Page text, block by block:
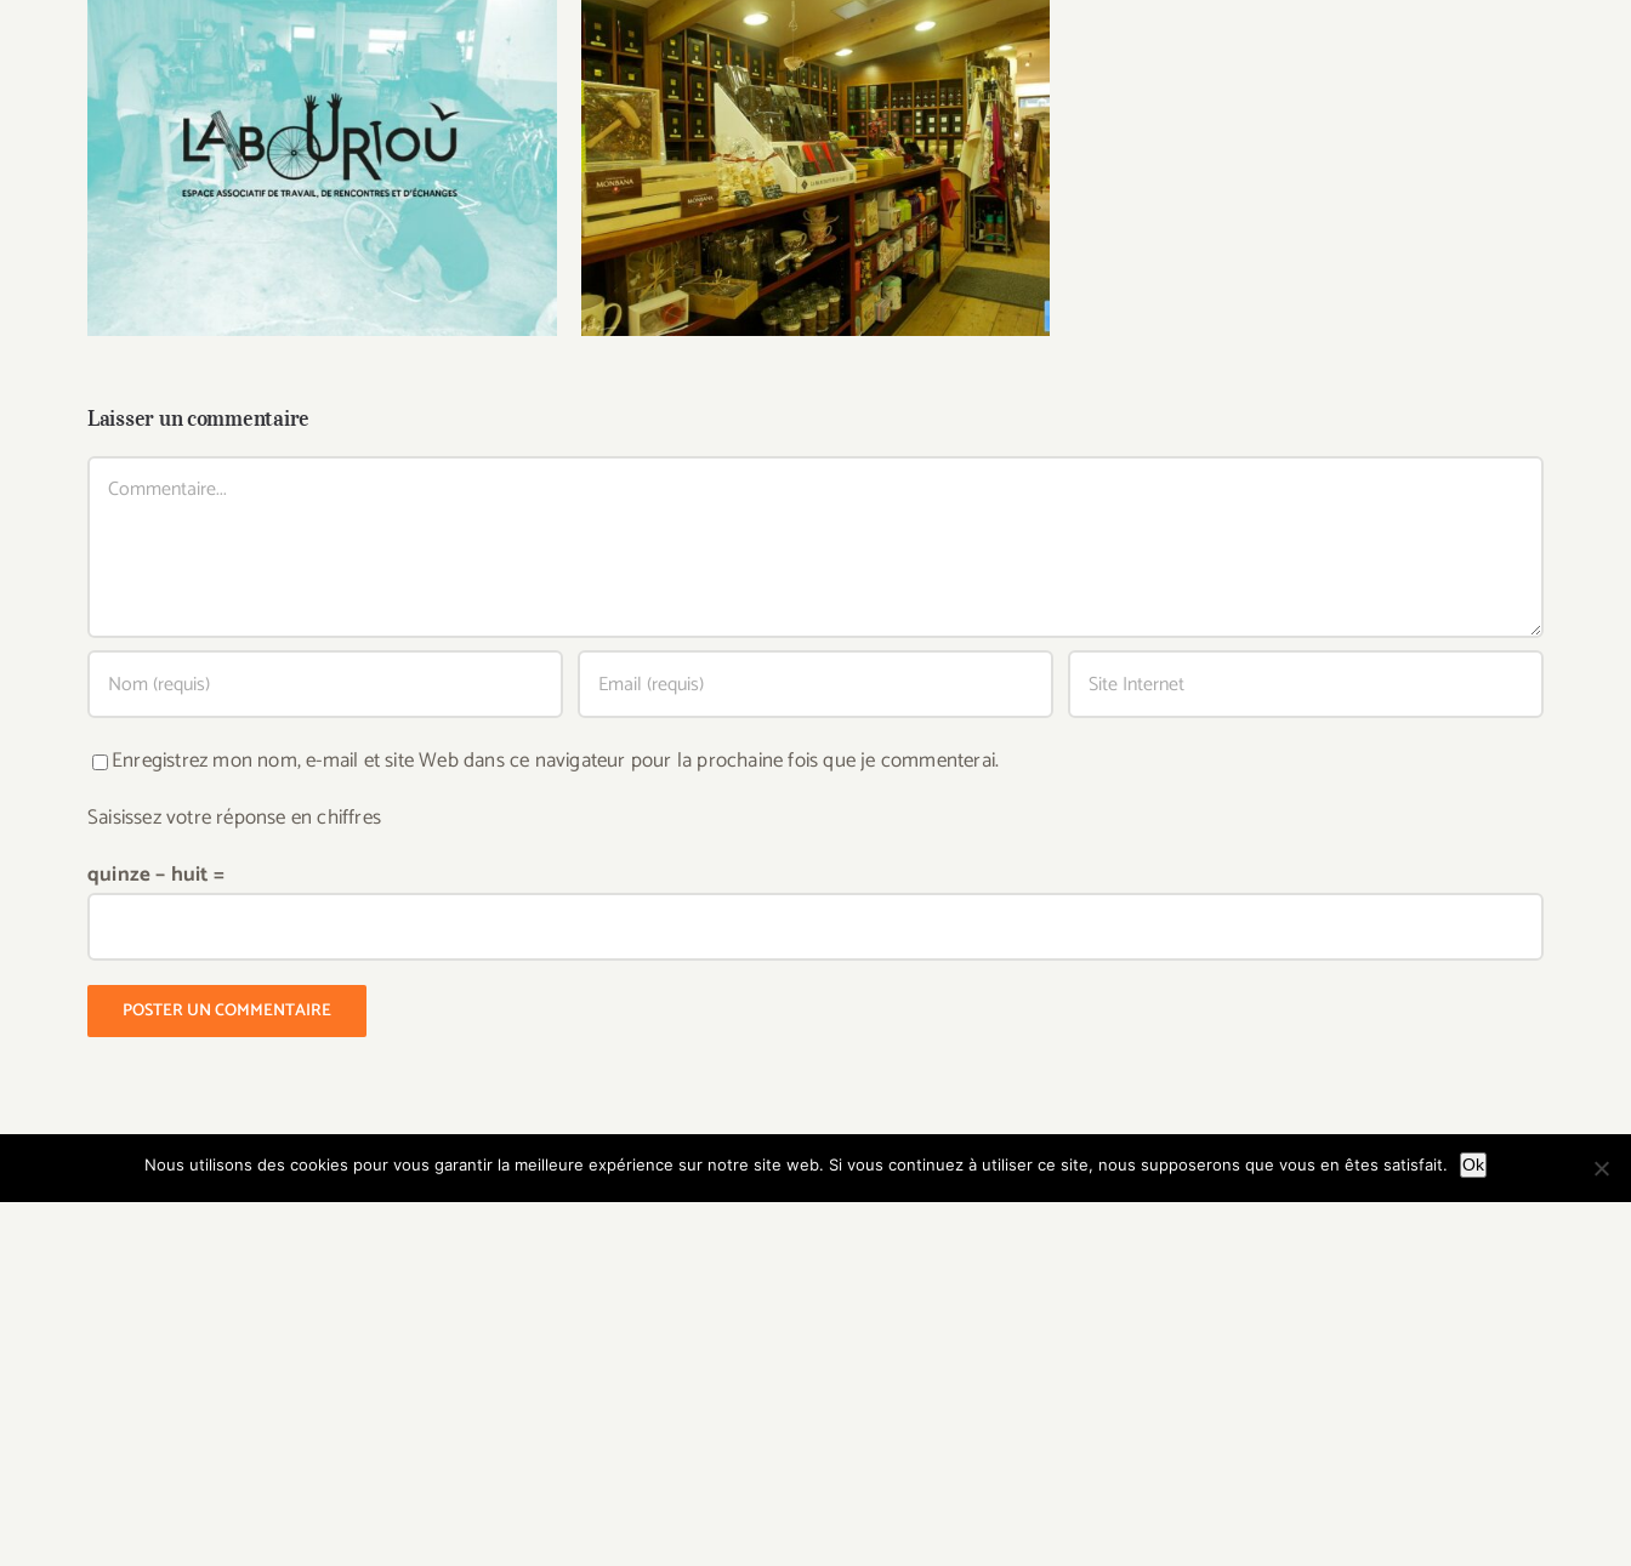
Le Labourioù, espace de partage des
savoirs
Curiosi’Thé
Laisser un commentaire
Commentaire
Enregistrez mon nom, e-mail et site Web dans ce navigateur pour la prochaine fois que je commenterai.
Saisissez votre réponse en chiffres
quinze − huit =
Nous utilisons des cookies pour vous garantir la meilleure expérience sur notre site web. Si vous continuez à utiliser ce site, nous supposerons que vous en êtes satisfait. Ok